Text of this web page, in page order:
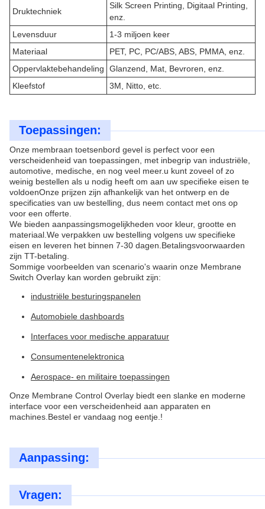
Druktechniek
Silk Screen Printing, Digitaal Printing,
enz.
Levensduur
1-3 miljoen keer
Materiaal
PET, PC, PC/ABS, ABS, PMMA, enz.
Oppervlaktebehandeling
Glanzend, Mat, Bevroren, enz.
Kleefstof
3M, Nitto, etc.
Toepassingen:
Onze membraan toetsenbord gevel is perfect voor een
verscheidenheid van toepassingen, met inbegrip van industriële,
automotive, medische, en nog veel meer.u kunt zoveel of zo
weinig bestellen als u nodig heeft om aan uw specifieke eisen te
voldoenOnze prijzen zijn afhankelijk van het ontwerp en de
specificaties van uw bestelling, dus neem contact met ons op
voor een offerte.
We bieden aanpassingsmogelijkheden voor kleur, grootte en
materiaal.We verpakken uw bestelling volgens uw specifieke
eisen en leveren het binnen 7-30 dagen.Betalingsvoorwaarden
zijn TT-betaling.
Sommige voorbeelden van scenario's waarin onze Membrane
Switch Overlay kan worden gebruikt zijn:
industriële besturingspanelen
Automobiele dashboards
Interfaces voor medische apparatuur
Consumentenelektronica
Aerospace- en militaire toepassingen
Onze Membrane Control Overlay biedt een slanke en moderne
interface voor een verscheidenheid aan apparaten en
machines.Bestel er vandaag nog eentje.!
Aanpassing:
Vragen: